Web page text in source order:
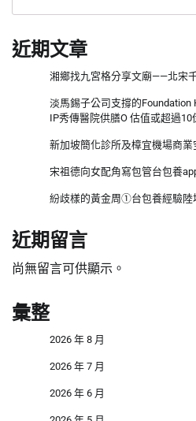
近期文章
湘鄉找九宮格分享文廟——北宋
淡馬錫子公司支撐的
IP秀傳醫院供膳O 估值或超過10
新加坡簡化診所及樟宜機場商
宋祖德向女配角寫包管台包養
紛歧樣的黃金周①台包養經驗陸
近期留言
尚無留言可供顯示。
彙整
2026 年 8 月
2026 年 7 月
2026 年 6 月